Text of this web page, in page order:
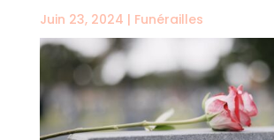
Juin 23, 2024 | Funérailles